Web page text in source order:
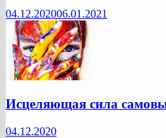
04.12.202006.01.2021
Исцеляющая сила
04.12.2020